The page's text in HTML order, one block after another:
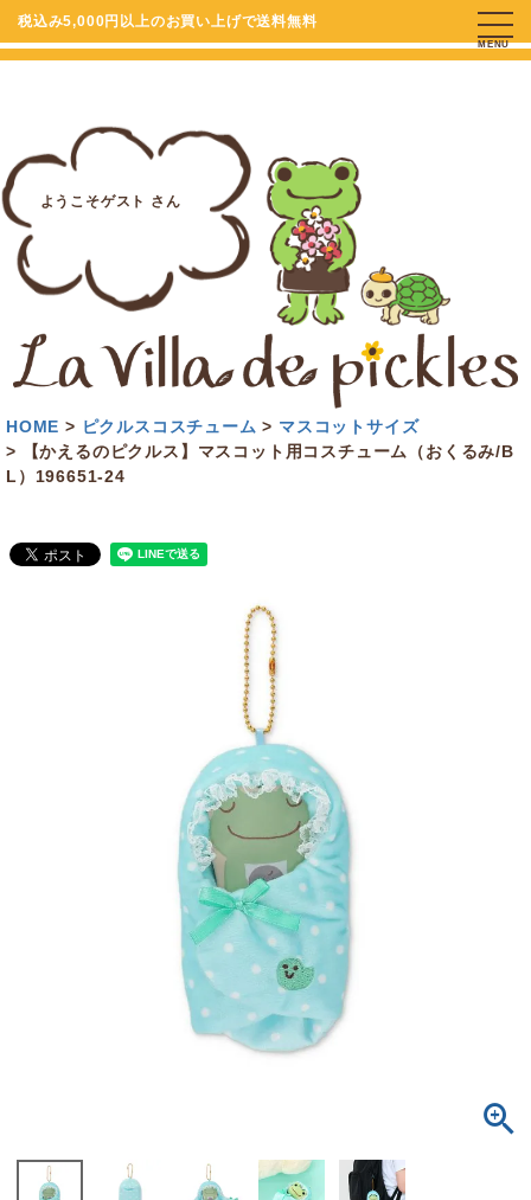
税込み5,000円以上のお買い上げで送料無料
ようこそゲスト さん
MENU
HOME ピクルスコスチューム
マスコットサイズ
【かえるのピクルス】マスコット用コスチューム（おくるみ/B
L）196651-24